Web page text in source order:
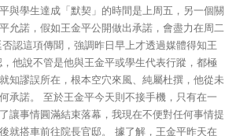
與學生達成「默契」的時間是上周五，另一個關
允諾，假如王金平公開做出承諾，會盡力在周二
認這項傳聞，強調昨日早上才透過媒體得知王
他說不管是他與王金平或學生代表行蹤，都極
知謬誤所在，根本空穴來風、純屬杜撰，他從未
承諾。 至於王金平今天則不接手機，只有在一
讓事情圓滿結束落幕，我現在不便對任何事情提
就搭車前往院長官邸。 據了解，王金平昨天在